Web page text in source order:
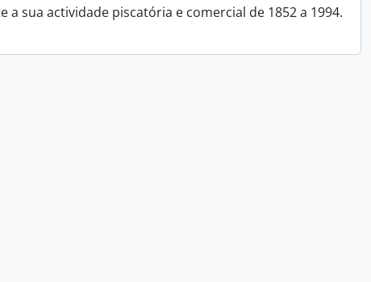
sua actividade piscatória e comercial de 1852 a 1994.